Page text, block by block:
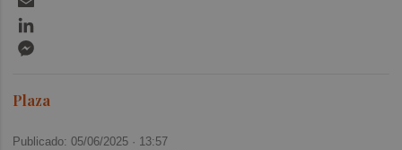
Plaza
Publicado: 05/06/2025 · 13:57